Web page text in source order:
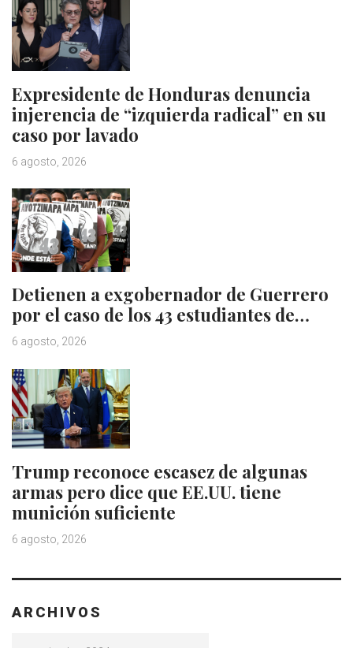
Expresidente de Honduras denuncia
injerencia de “izquierda radical” en su
caso por lavado
6 agosto, 2026
Detienen a exgobernador de Guerrero
por el caso de los 43 estudiantes de…
6 agosto, 2026
Trump reconoce escasez de algunas
armas pero dice que EE.UU. tiene
munición suficiente
6 agosto, 2026
ARCHIVOS